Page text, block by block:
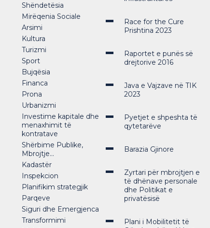
Shëndetësia
Mirëqenia Sociale
Arsimi
Kultura
Turizmi
Sport
Bujqësia
Financa
Prona
Urbanizmi
Investime kapitale dhe
menaxhimit të
kontratave
Shërbime Publike,
Mbrojtje...
Kadastër
Inspekcion
Planifikim strategjik
Parqeve
Siguri dhe Emergjenca
Transformimi
Race for the Cure
Prishtina 2023
Raportet e punës së
drejtorive 2016
Java e Vajzave në TIK
2023
Pyetjet e shpeshta të
qytetarëve
Barazia Gjinore
Zyrtari për mbrojtjen e
të dhënave personale
dhe Politikat e
privatësisë
Plani i Mobilitetit të